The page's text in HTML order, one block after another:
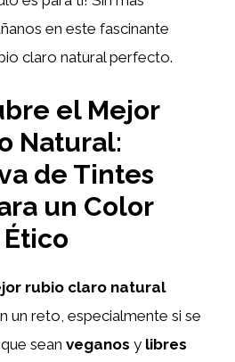
en este fascinante
claro natural perfecto.
el Mejor
Natural:
de Tintes
un Color
rubio claro natural
un reto, especialmente si se
sean veganos y libres